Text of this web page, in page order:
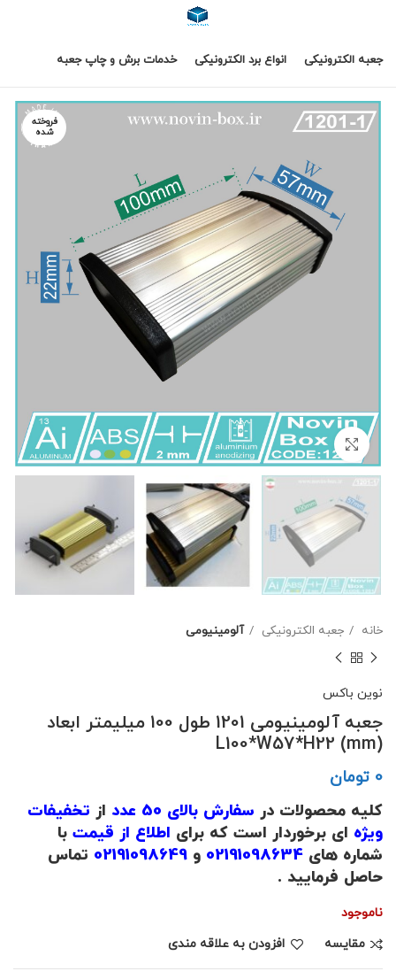
جعبه الکترونیکی انواع برد الکترونیکی خدمات برش و چاپ جعبه
فروخته
شده
برای بزرگنمایی کلیک کنید
خانه جعبه الکترونیکی آلومینیومی
نوین باکس
جعبه آلومینیومی 1201 طول 100 میلیمتر ابعاد
L100*W57*H22 (mm)
تومان
کلیه محصولات در سفارش بالای 50 عدد از تخفیفات
ویژه ای برخوردار است که برای اطلاع از قیمت با
شماره های
و 02191098649 تماس
حاصل فرمایید .
ناموجود
مقايسه
افزودن به علاقه مندی